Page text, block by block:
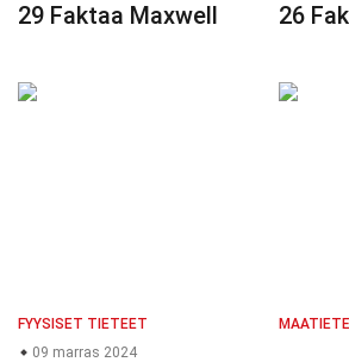
29 Faktaa Maxwell 26
FYYSISET TIETEET
09 marras 2024